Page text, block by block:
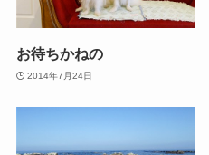
お待ちかねの
2014年7月24日